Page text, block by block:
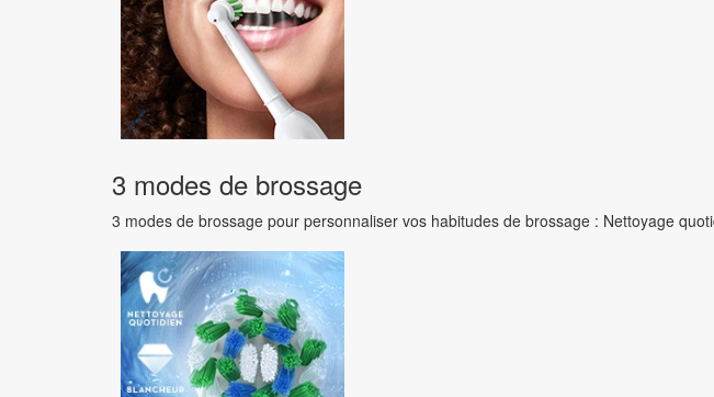
3 modes de brossage
3 modes de brossage pour personnaliser vos habitudes de brossage : Nettoyage